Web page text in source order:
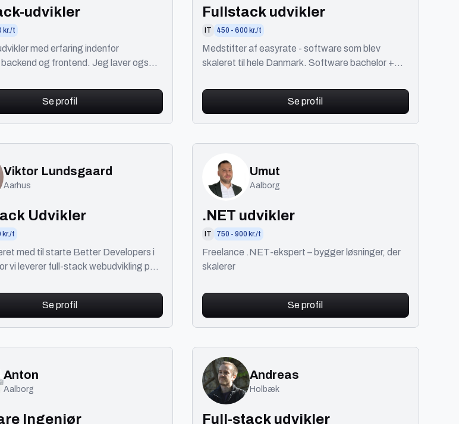
udvikler
kr./t
med erfaring indenfor
og frontend. Jeg laver også
Se profil
Fullstack udvikler
IT 450 - 600 kr./t
Medstifter af easyrate - software som blev
skaleret til hele Danmark. Software bachelor +
UAE, NL, CH mm.
Se profil
Viktor Lundsgaard
Aarhus
Udvikler
kr./t
med til starte Better Developers i
vi leverer full-stack webudvikling på
Se profil
Umut
Aalborg
.NET udvikler
IT 750 - 900 kr./t
Freelance .NET-ekspert – bygger løsninger, der
skalerer
Se profil
Anton
Aalborg
Ingeniør
Andreas
Holbæk
Full-stack udvikler